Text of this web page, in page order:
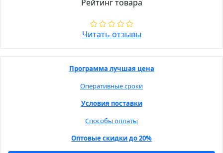
Рейтинг товара
Читать отзывы
Программа лучшая цена
Оперативные сроки
Условия поставки
Способы оплаты
Оптовые скидки до 20%